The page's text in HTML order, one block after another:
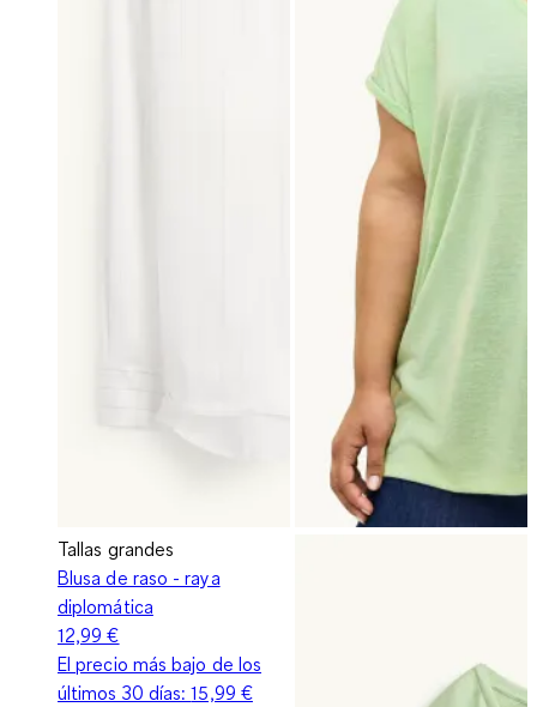
Tallas grandes
Blusa de raso - raya
diplomática
12,99 €
El precio más bajo de los
últimos 30 días:15,99 €